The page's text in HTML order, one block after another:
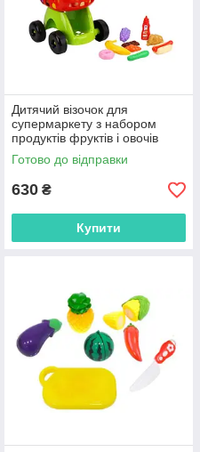
Дитячий візочок для
супермаркету з набором
продуктів фруктів і овочів
8713 Технок
Готово до відправки
630 ₴
Купити